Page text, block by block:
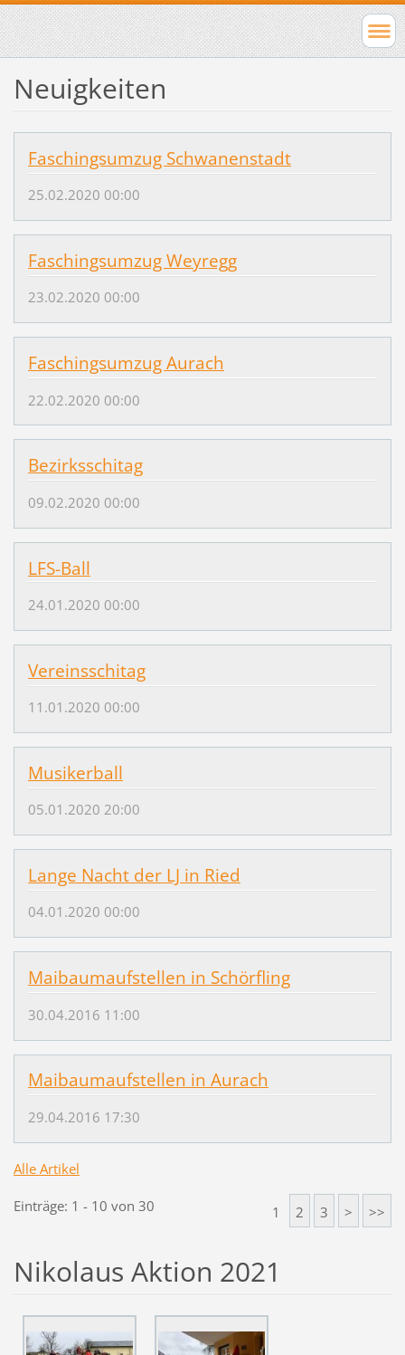
Neuigkeiten
Faschingsumzug Schwanenstadt
25.02.2020 00:00
Faschingsumzug Weyregg
23.02.2020 00:00
Faschingsumzug Aurach
22.02.2020 00:00
Bezirksschitag
09.02.2020 00:00
LFS-Ball
24.01.2020 00:00
Vereinsschitag
11.01.2020 00:00
Musikerball
05.01.2020 20:00
Lange Nacht der LJ in Ried
04.01.2020 00:00
Maibaumaufstellen in Schörfling
30.04.2016 11:00
Maibaumaufstellen in Aurach
29.04.2016 17:30
Alle Artikel
Einträge: 1 - 10 von 30 1 2 3 > >>
Nikolaus Aktion 2021